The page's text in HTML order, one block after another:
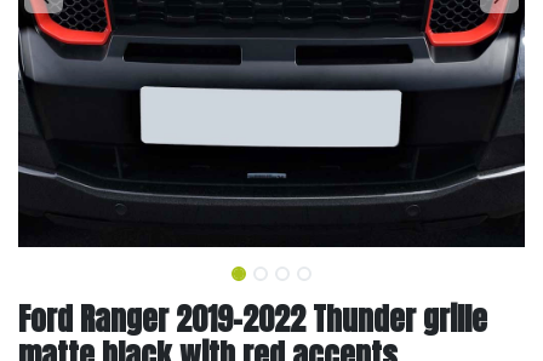
Ford Ranger 2019-2022 Thunder grille